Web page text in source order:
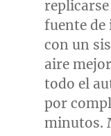
fuente de
con un
aire
todo el
por
minutos.